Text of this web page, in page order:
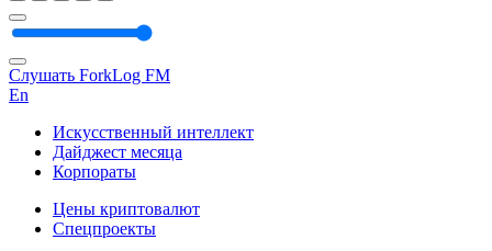
Слушать ForkLog FM
En
Искусственный интеллект
Дайджест месяца
Корпораты
Цены криптовалют
Спецпроекты